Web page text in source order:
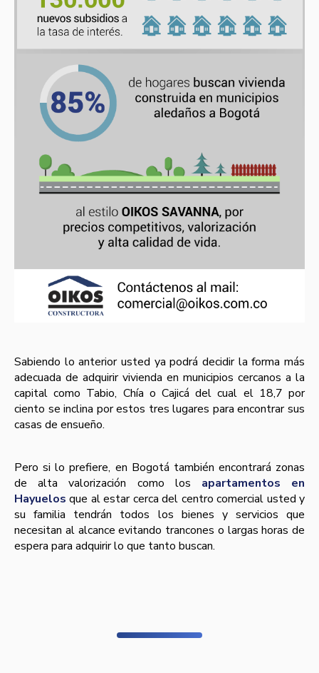
Sabiendo lo anterior usted ya podrá decidir la forma más
adecuada de adquirir vivienda en municipios cercanos a la
capital como Tabio, Chí­a o Cajicá del cual el 18,7 por
ciento se inclina por estos tres lugares para encontrar sus
casas de ensueño.
Pero si lo prefiere, en Bogotá también encontrará zonas
de alta valorización como los apartamentos en
Hayuelos que al estar cerca del centro comercial usted y
su familia tendrán todos los bienes y servicios que
necesitan al alcance evitando trancones o largas horas de
espera para adquirir lo que tanto buscan.